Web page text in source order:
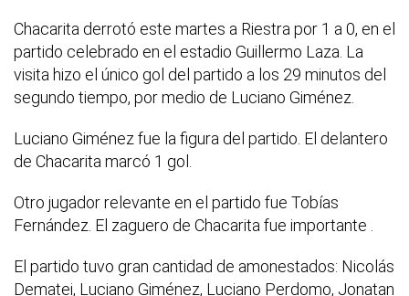
Chacarita derrotó este martes a Riestra por 1 a 0, en el
partido celebrado en el estadio Guillermo Laza. La
visita hizo el único gol del partido a los 29 minutos del
segundo tiempo, por medio de Luciano Giménez.
Luciano Giménez fue la figura del partido. El delantero
de Chacarita marcó 1 gol.
Otro jugador relevante en el partido fue Tobías
Fernández. El zaguero de Chacarita fue importante .
El partido tuvo gran cantidad de amonestados: Nicolás
Dematei, Luciano Giménez, Luciano Perdomo, Jonatan